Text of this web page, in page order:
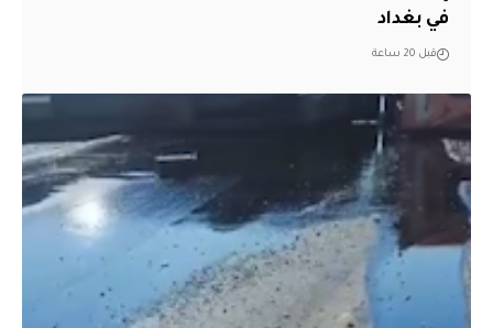
في بغداد
قبل 20 ساعة